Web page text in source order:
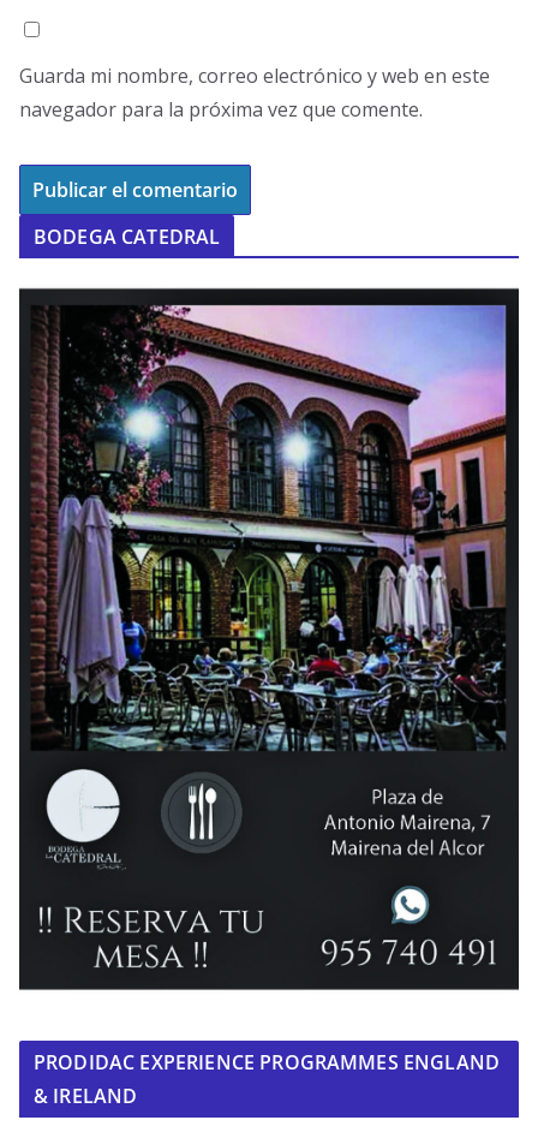
Guarda mi nombre, correo electrónico y web en este
navegador para la próxima vez que comente.
BODEGA CATEDRAL
PRODIDAC EXPERIENCE PROGRAMMES ENGLAND
& IRELAND